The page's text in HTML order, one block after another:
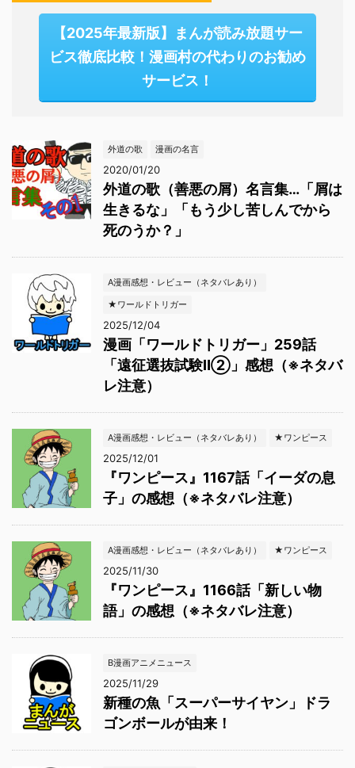
【2025年最新版】まんが読み放題サー
ビス徹底比較！漫画村の代わりのお勧め
サービス！
外道の歌 漫画の名言
2020/01/20
外道の歌（善悪の屑）名言集…「屑は
生きるな」「もう少し苦しんでから
死のうか？」
A漫画感想・レビュー（ネタバレあり）
★ワールドトリガー
2025/12/04
漫画「ワールドトリガー」259話
「遠征選抜試験Ⅱ②」感想（※ネタバ
レ注意）
A漫画感想・レビュー（ネタバレあり） ★ワンピース
2025/12/01
『ワンピース』1167話「イーダの息
子」の感想（※ネタバレ注意）
A漫画感想・レビュー（ネタバレあり） ★ワンピース
2025/11/30
『ワンピース』1166話「新しい物
語」の感想（※ネタバレ注意）
B漫画アニメニュース
2025/11/29
新種の魚「スーパーサイヤン」ドラ
ゴンボールが由来！